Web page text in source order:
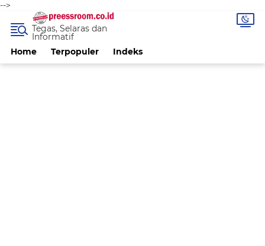
-->
Home Terpopuler Indeks
Tegas, Selaras dan
Informatif